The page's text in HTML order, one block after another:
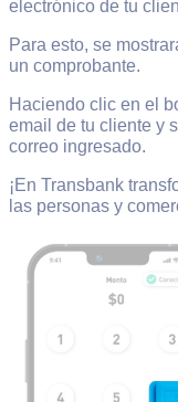
electrónico de tu
Para esto, se
un comprobante.
Haciendo clic en el
email de tu cliente y
correo ingresado.
¡En Transbank
las personas y